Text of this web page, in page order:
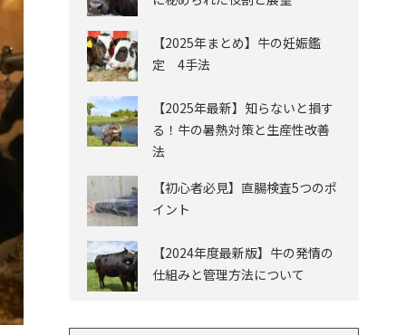
【2025年まとめ】牛の妊娠鑑
定 4手法
【2025年最新】知らないと損す
る！牛の暑熱対策と生産性改善
法
【初心者必見】直腸検査5つのポ
イント
【2024年度最新版】牛の発情の
仕組みと管理方法について